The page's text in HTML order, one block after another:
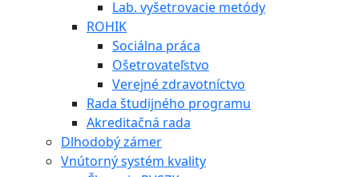
Lab. vyšetrovacie metódy
ROHIK
Sociálna práca
Ošetrovateľstvo
Verejné zdravotníctvo
Rada študijného programu
Akreditačná rada
Dlhodobý zámer
Vnútorný systém kvality